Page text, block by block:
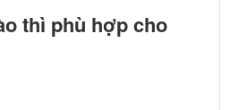
thì phù hợp cho